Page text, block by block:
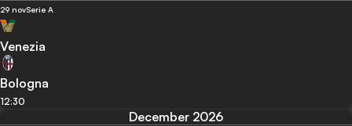
29 novSerie A
Venezia
Bologna
12:30
December 2026